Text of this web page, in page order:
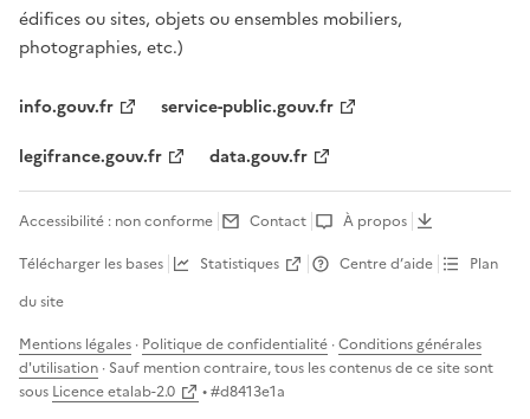
édifices ou sites, objets ou ensembles mobiliers,
photographies, etc.)
info.gouv.fr
service-public.gouv.fr
legifrance.gouv.fr
data.gouv.fr
Accessibilité : non conforme Contact
À propos
Télécharger les bases
Statistiques Centre d’aide
Plan
du site
Mentions légales · Politique de confidentialité ·Conditions générales
d'utilisation · Sauf mention contraire, tous les contenus de ce site sont
sous Licence etalab-2.0 • #d8413e1a